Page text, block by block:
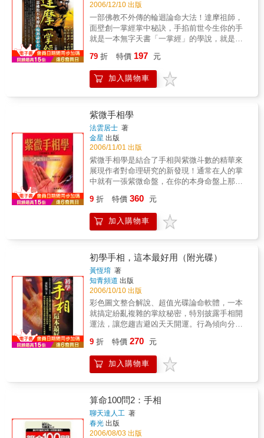
2006/12/10 出版
一部佛教不外傳的輪迴論命大法！達摩祖師，
面壁創一掌經掌中秘訣，手掐前世今生你的手
就是一本無字天書「一掌經」的學說，就是讓
生生世世的黑盒子，我們要在當下直接療癒已
經固化並且操縱我們此生命運的性格，我們的
所有行為把我們束縛在人世間永無止境的輪迴
達摩在梁武帝時代來到中土時，中國的佛學已
是盛世。達摩在少林寺面壁的九年間，出家為
僧的人更是絡繹不絕！但事實上，並不是每個
人都適合出家修行的。於是達摩傳授了這個一
掌經的方法，來得知此人是否有佛道因緣。達
摩一掌經是以12生肖來定宮位，以佛法六道
（佛道、仙道、人道、阿修羅道、地獄道以及
畜牲道）原則分類。以人的出生年/月/日/時推
出落於哪一道。大致可以測出一個人的前世，
做什麼功課？以推斷此生的命運。「一掌經」
的學說，就是讓我們學習如何認知那個我們一
直在輪迴中帶著生生世世的黑盒子，我們要在
當下直接療癒已經固化並且操縱我們此生命運
的性格，我們的所有行為把我們束縛在人世間
永無止境的輪迴裡。當我們在記憶中淨化了過
去，我們同時淨化了我們的現在與未來，而我
們現在與未來昇華的心念與行為，也同樣可以
洗滌我們的過去。所以從此刻開始，對自己所
選擇的生活方式，要當一個責任者，要負起所
有的責任。因為，從你接觸這本書開始，正是
轉變的契機，現在的生活方式，正在決定我們
整個未來。
79 折 特價 197 元
加入購物車
紫微手相學
法雲居士 著
金星 出版
2006/11/01 出版
紫微手相學是結合了手相與紫微斗數的精華來
展現作者對命理研究的新發現！通常在人的掌
中就有一張紫微命盤，在你的本身命盤上那些
命盤中那些宮位強，也會在手相中有明顯的形
與象出現。那些命格的人手大？那些命格的人
手小？手的大小又代表那些含意？會影響人的
本書中能找到答案！
9 折 特價 360 元
加入購物車
初學手相，這本最好用（附光碟）
黃恆堉 著
知青頻道 出版
2006/10/10 出版
彩色圖文整合解說、超值光碟論命軟體，一本
就搞定紛亂複雜的掌紋秘密，特別披露手相開
運法，讓您趨吉避凶天天開運。行為傾向分
者在全省保險公司、房地產仲介業及社團，讀
書會演講場次超過1000場，發覺談手面相時最
能讓聽眾共鳴而且感同身受，沒有人會打瞌
又好用的手相書，讓對手相有興趣的朋友不用
很傷腦筋的去背條文，當需要時隨時就可拿起
來查閱，方便好用又準確。
9 折 特價 270 元
加入購物車
算命100問2：手相
聊天達人工 著
春光 出版
2006/08/03 出版